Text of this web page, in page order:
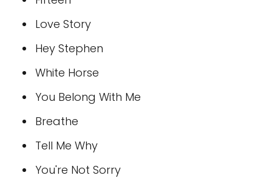
Love Story
Hey Stephen
White Horse
You Belong With Me
Breathe
Tell Me Why
You're Not Sorry